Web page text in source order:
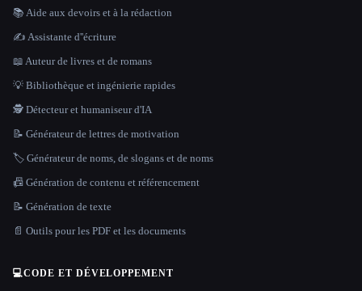
📚 Aide aux devoirs et à la rédaction
✍️ Assistante d''écriture
📖 Auteur de livres et de romans
💡 Bibliothèque et ingénierie rapides
🕵️ Détecteur et humaniseur d'IA
📝 Générateur de lettres de motivation
🏷️ Générateur de noms, de slogans et de noms
📠 Génération de contenu et référencement
📝 Génération de texte
📄 Outils pour les PDF et les documents
💻CODE ET DÉVELOPPEMENT